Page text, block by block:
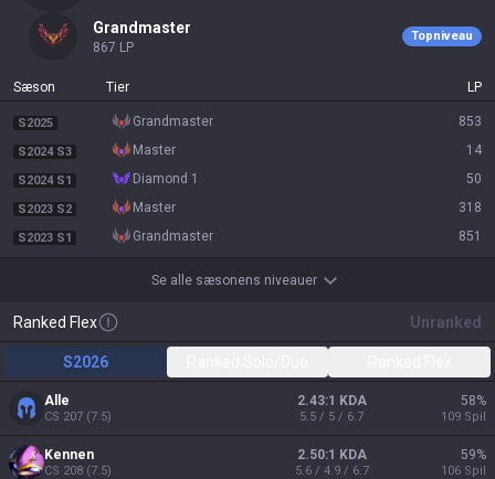
grandmaster
867 LP
Topniveau
Sæson Tier LP
S2025 grandmaster 853
S2024 S3 master 14
S2024 S1 diamond 1 50
S2023 S2 master 318
S2023 S1 grandmaster 851
Se alle sæsonens niveauer
Ranked Flex Unranked
S2026
Alle
CS 207 (7.5)
2.43:1 KDA
5.5 / 5 / 6.7
58%
109 Spil
Kennen
CS 208 (7.5)
2.50:1 KDA
5.6 / 4.9 / 6.7
59%
106 Spil